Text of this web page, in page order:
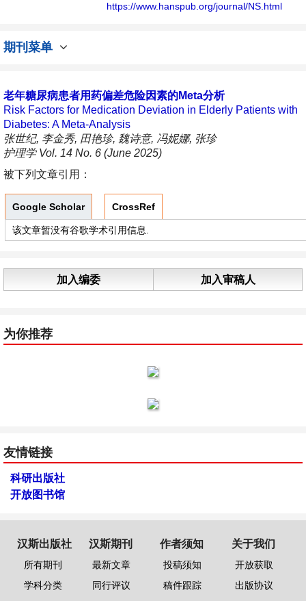
发展的交流平台。
https://www.hanspub.org/journal/NS.html
期刊菜单
老年糖尿病患者用药偏差危险因素的Meta分析
Risk Factors for Medication Deviation in Elderly Patients with
Diabetes: A Meta-Analysis
张世纪, 李金秀, 田艳珍, 魏诗意, 冯妮娜, 张珍
护理学 Vol. 14 No. 6 (June 2025)
被下列文章引用：
Google Scholar CrossRef
该文章暂没有谷歌学术引用信息.
加入编委 加入审稿人
为你推荐
友情链接
科研出版社
开放图书馆
汉斯出版社
所有期刊
学科分类
汉斯期刊
最新文章
同行评议
作者须知
投稿须知
稿件跟踪
关于我们
开放获取
出版协议